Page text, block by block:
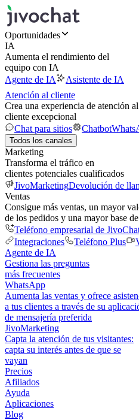
Oportunidades
IA
Aumenta el rendimiento del
equipo con IA
Agente de IA
Asistente de IA
Atención al cliente
Crea una experiencia de atención al
cliente excepcional
Chat para sitios
Chatbot
Todos los canales
Marketing
Transforma el tráfico en
clientes potenciales cualificados
JivoMarketingDevolución de
Ventas
Consigue más ventas, un mayor
de los pedidos y una mayor base
Teléfono empresarial de
Integraciones
Teléfono Plus
Agente de IA
Gestiona las preguntas
más frecuentes
WhatsApp
Aumenta las ventas y ofrece
a tus clientes a través de su
de mensajería preferida
JivoMarketing
Capta la atención de tus visitantes:
capta su interés antes de que se
vayan
Precios
Afiliados
Ayuda
Aplicaciones
Blog